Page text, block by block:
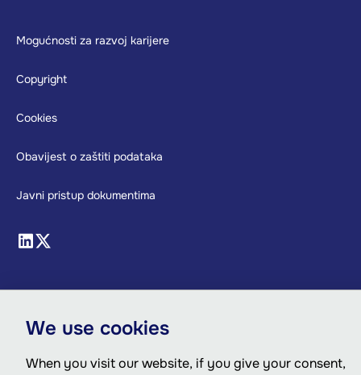
Footer
Mogućnosti za razvoj karijere
Copyright
Cookies
Obavijest o zaštiti podataka
Javni pristup dokumentima
We use cookies
When you visit our website, if you give your consent,